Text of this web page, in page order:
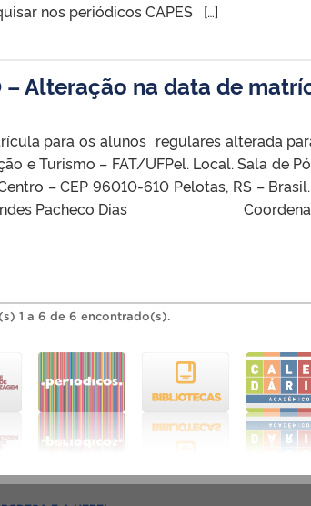
nos periódicos CAPES […]
– Alteração na data de
para os alunos regulares alterada
e Turismo – FAT/UFPel. Local. Sala de
– Centro – CEP 96010-610 Pelotas,
Pacheco Dias
1 a 6 de 6 encontrado(s).